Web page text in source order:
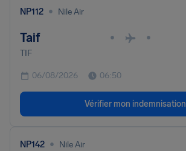
NP112 • Nile Air
Taif • •
TIF
06/08/2026 06:50
Vérifier mon indemnisation
NP142 • Nile Air